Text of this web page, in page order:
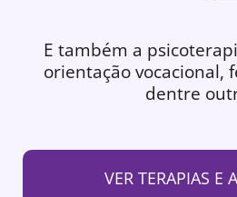
E também a
orientação vocacional,
dentre
VER TERAPIAS E